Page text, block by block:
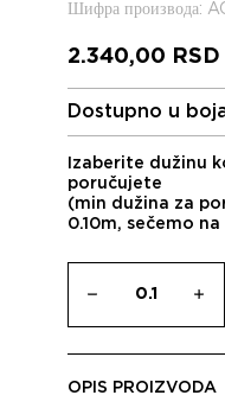
Шифра производа:
2.340,00 RSD
Dostupno u
Izaberite dužinu
poručujete
(min dužina za
0.10m, sečemo
OPIS PROIZVODA